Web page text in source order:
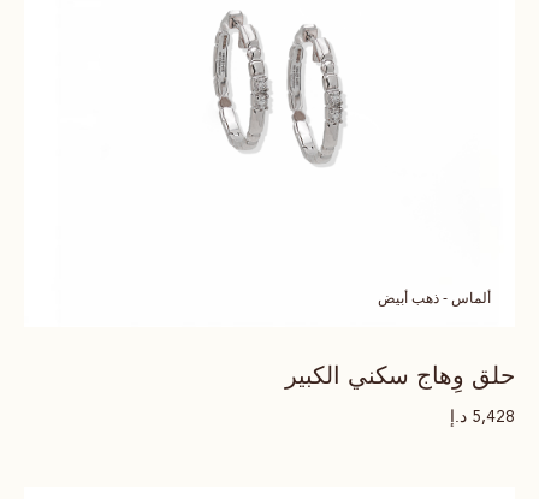
ألماس - ذهب أبيض
حلق وِهاج سكني الكبير
5,428 د.إ